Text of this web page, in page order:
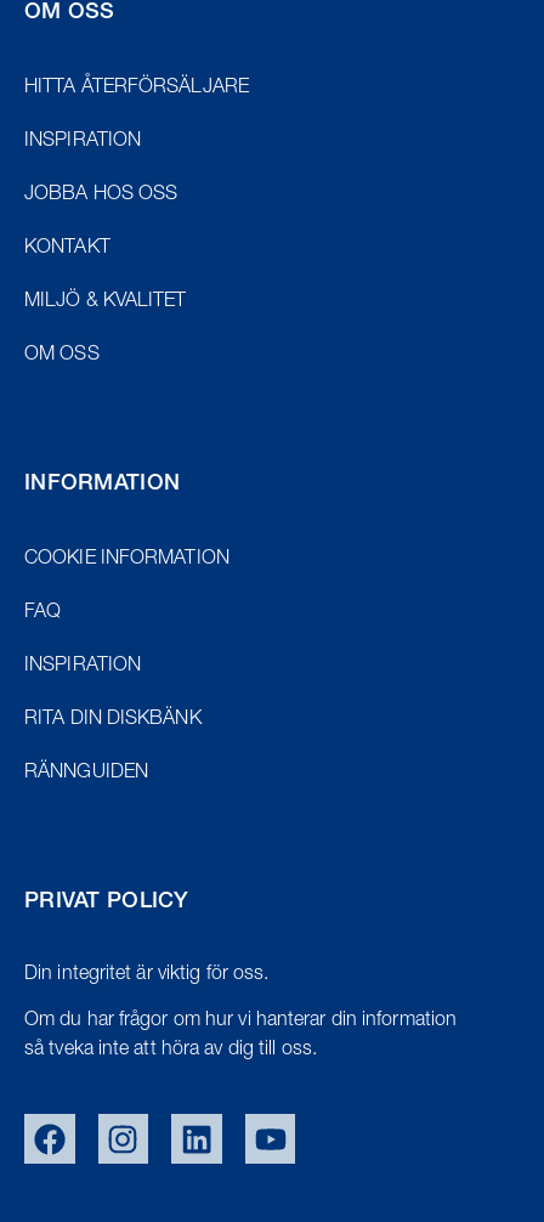
OM OSS
HITTA ÅTERFÖRSÄLJARE
INSPIRATION
JOBBA HOS OSS
KONTAKT
MILJÖ & KVALITET
OM OSS
INFORMATION
COOKIE INFORMATION
FAQ
INSPIRATION
RITA DIN DISKBÄNK
RÄNNGUIDEN
PRIVAT POLICY
Din integritet är viktig för oss.
Om du har frågor om hur vi hanterar din information
så tveka inte att höra av dig till oss.